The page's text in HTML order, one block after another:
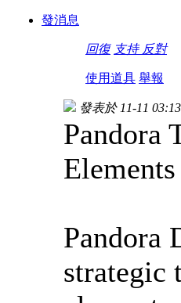
發消息
回復 支持 反對
使用道具 舉報
發表於 11-11
Pandora
Elements
Pandora
strategic